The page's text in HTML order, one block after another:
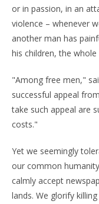
or in passion, in an
violence – whenever
another man has
his children, the
"Among free men,"
successful appeal
take such appeal are
costs."
Yet we seemingly
our common
calmly accept
lands. We glorify